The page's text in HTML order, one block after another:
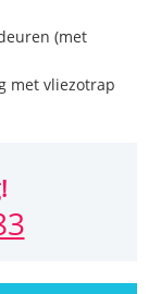
(met
met vliezotrap